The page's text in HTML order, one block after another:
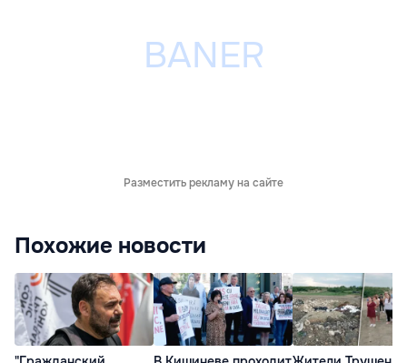
Разместить рекламу на сайте
Похожие новости